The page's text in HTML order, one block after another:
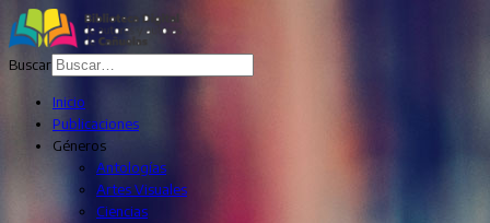
Buscar
Inicio
Publicaciones
Géneros
Antologías
Artes Visuales
Ciencias